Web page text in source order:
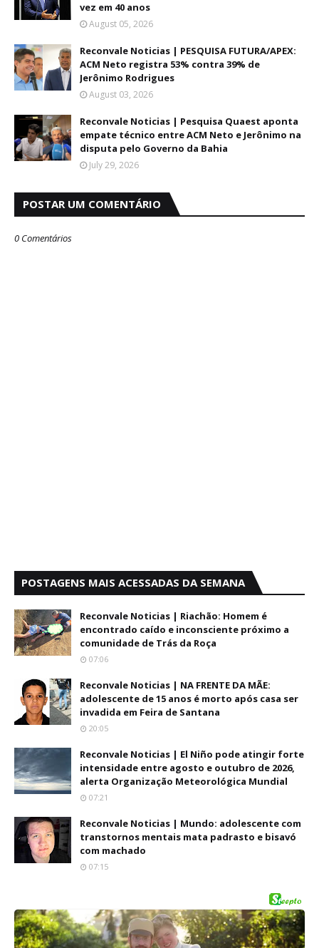
vez em 40 anos
August 05, 2026
Reconvale Noticias | PESQUISA FUTURA/APEX:
ACM Neto registra 53% contra 39% de
Jerônimo Rodrigues
August 03, 2026
Reconvale Noticias | Pesquisa Quaest aponta
empate técnico entre ACM Neto e Jerônimo na
disputa pelo Governo da Bahia
July 29, 2026
POSTAR UM COMENTÁRIO
0 Comentários
POSTAGENS MAIS ACESSADAS DA SEMANA
Reconvale Noticias | Riachão: Homem é
encontrado caído e inconsciente próximo a
comunidade de Trás da Roça
07:06
Reconvale Noticias | NA FRENTE DA MÃE:
adolescente de 15 anos é morto após casa ser
invadida em Feira de Santana
20:05
Reconvale Noticias | El Niño pode atingir forte
intensidade entre agosto e outubro de 2026,
alerta Organização Meteorológica Mundial
07:21
Reconvale Noticias | Mundo: adolescente com
transtornos mentais mata padrasto e bisavó
com machado
07:15